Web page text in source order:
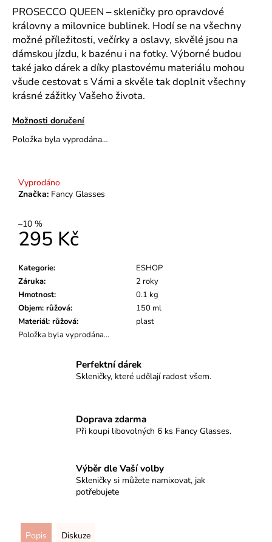
hvězdiček.
PROSECCO QUEEN – skleničky pro opravdové
královny a milovnice bublinek. Hodí se na všechny
možné příležitosti, večírky a oslavy, skvělé jsou na
dámskou jízdu, k bazénu i na fotky. Výborné budou
také jako dárek a díky plastovému materiálu mohou
všude cestovat s Vámi a skvěle tak doplnit všechny
krásné zážitky Vašeho života.
Možnosti doručení
Položka byla vyprodána…
Vyprodáno
Značka: Fancy Glasses
–10 %
295 Kč
cena:
Kategorie:
ESHOP
Záruka:
2 roky
Hmotnost:
0.1 kg
Objem: růžová:
150 ml
Materiál: růžová:
plast
Položka byla vyprodána…
Perfektní dárek
Skleničky, které udělají radost všem.
Doprava zdarma
Při koupi libovolných 6 ks Fancy Glasses.
Výběr dle Vaší volby
Skleničky si můžete namixovat, jak
potřebujete
Popis Diskuze
u
č
u
j
e
m
e
TO
299
Kč